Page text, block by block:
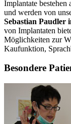
Implantate bestehen
und werden von
Sebastian Paudler
von Implantaten
Möglichkeiten zur
Kaufunktion,
Besondere